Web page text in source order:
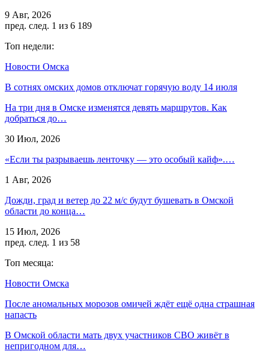
9 Авг, 2026
пред. след. 1 из 6 189
Топ недели:
Новости Омска
В сотнях омских домов отключат горячую воду 14 июля
На три дня в Омске изменятся девять маршрутов. Как
добраться до…
30 Июл, 2026
«Если ты разрываешь ленточку — это особый кайф».…
1 Авг, 2026
Дожди, град и ветер до 22 м/с будут бушевать в Омской
области до конца…
15 Июл, 2026
пред. след. 1 из 58
Топ месяца:
Новости Омска
После аномальных морозов омичей ждёт ещё одна страшная
напасть
В Омской области мать двух участников СВО живёт в
непригодном для…